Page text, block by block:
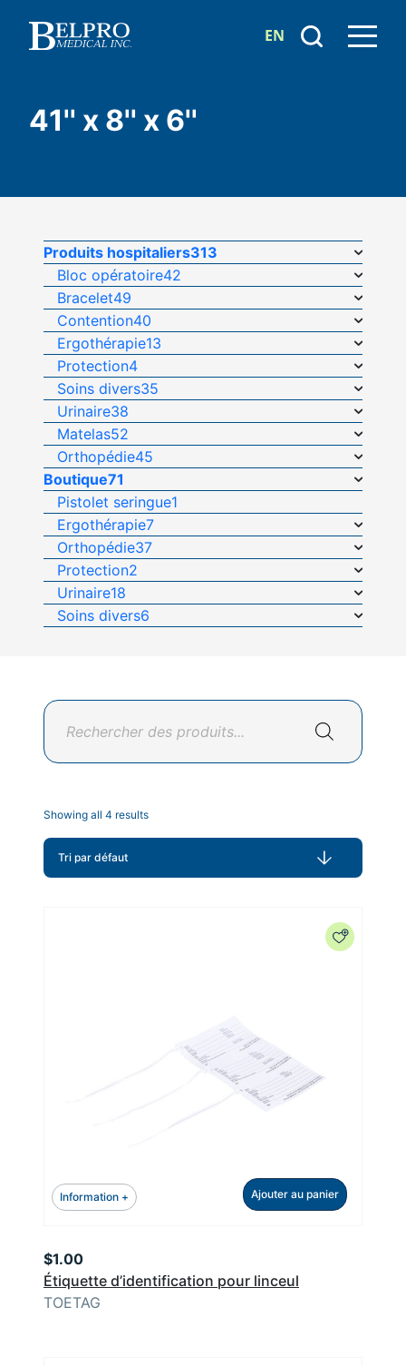
EN
41'' x 8'' x 6''
Produits hospitaliers313
Bloc opératoire42
Bracelet49
Contention40
Ergothérapie13
Protection4
Soins divers35
Urinaire38
Matelas52
Orthopédie45
Boutique71
Pistolet seringue1
Ergothérapie7
Orthopédie37
Protection2
Urinaire18
Soins divers6
Recherche
produits
Showing all 4 results
Information + Ajouter au panier
Étiquette d’identification pour linceul
$1.00
TOETAG